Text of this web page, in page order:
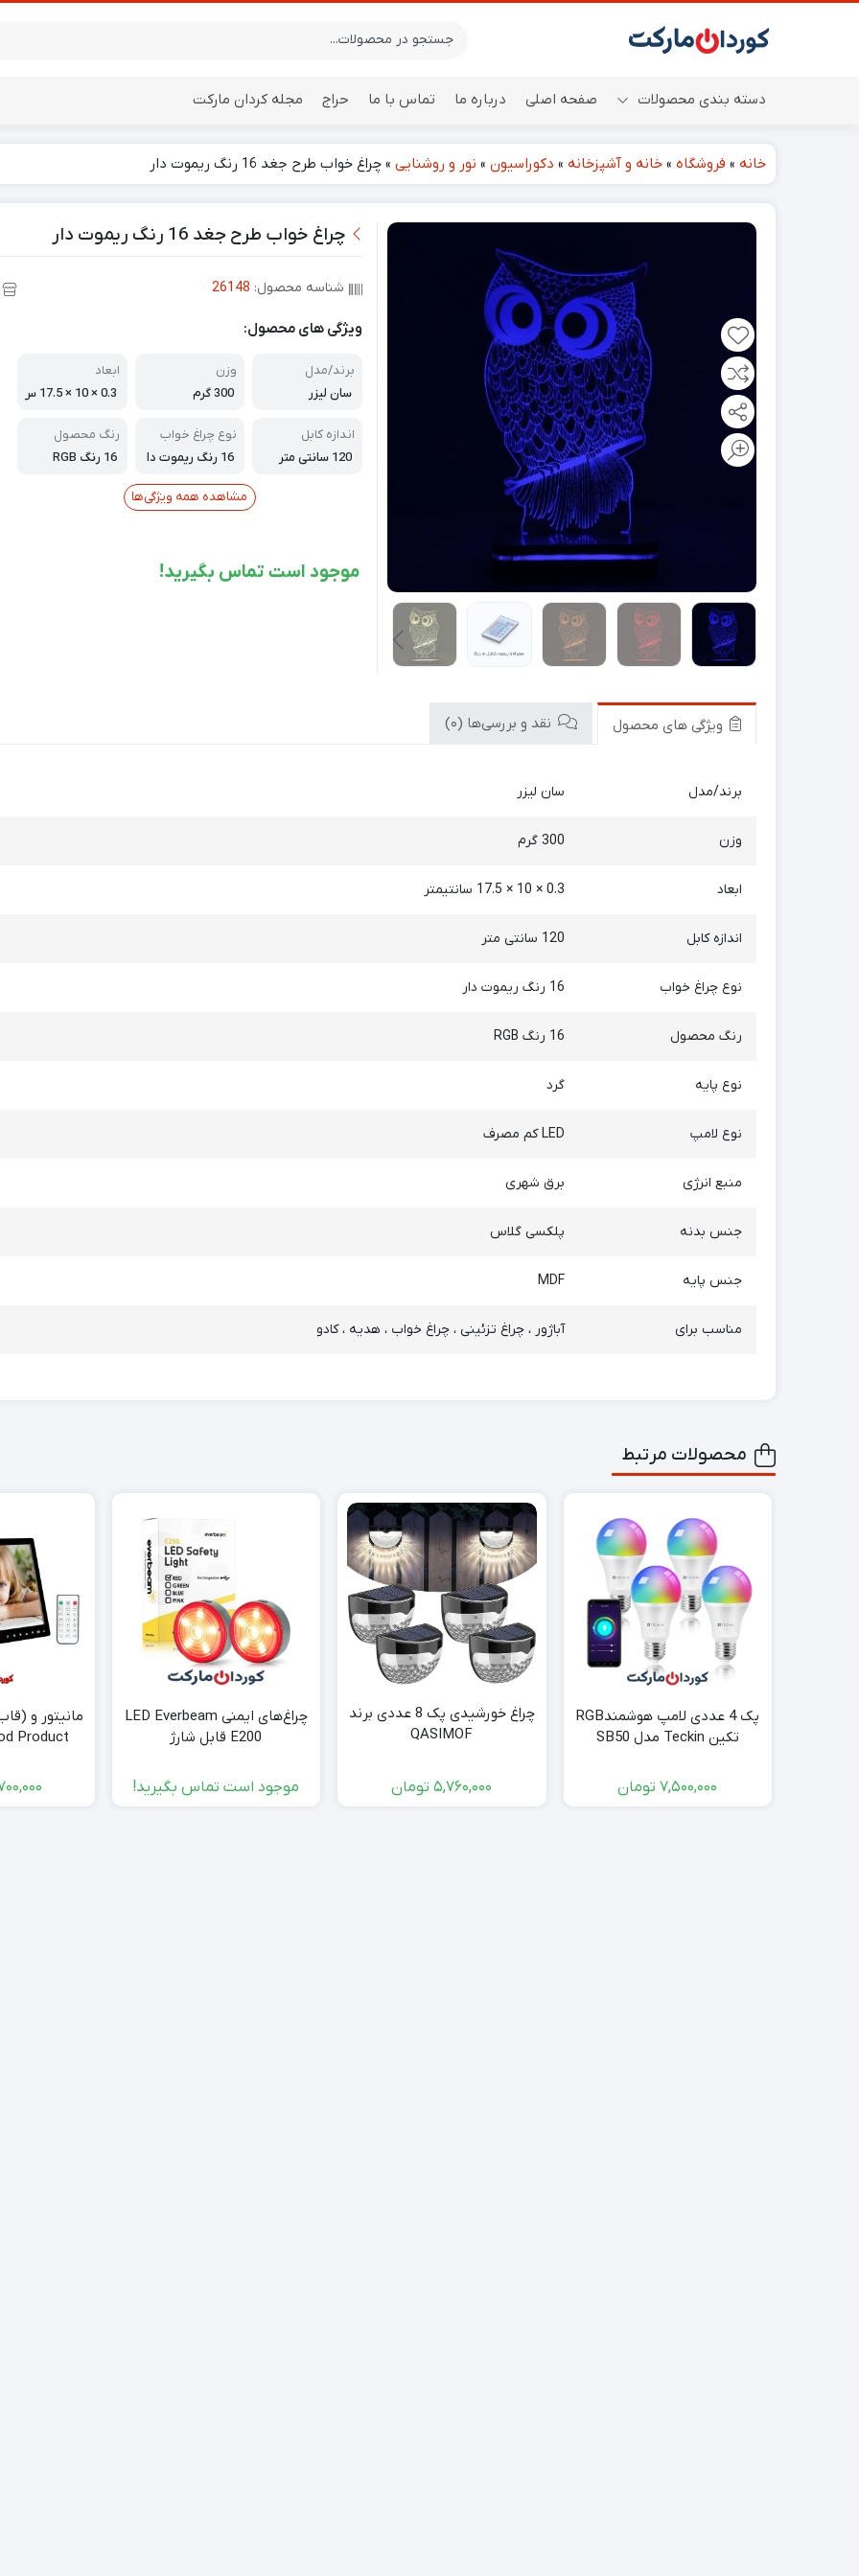
دسته بندی محصولات
اسپیکر ایستگاه هواشناسی
صفحه اصلی درباره ما تماس با ما حراج مجله کردان مارکت
خانه » فروشگاه » خانه و آشپزخانه » دکوراسیون » نور و روشنایی » چراغ خواب طرح جغد 16 رنگ ریموت دار
چراغ خواب طرح جغد 16 رنگ ریموت دار
شناسه محصول: 26148
ویژگی های محصول:
برند/مدل
سان لیزر
وزن
300 گرم
ابعاد
0.3 × 10 × 17.5 س
اندازه کابل
120 سانتی متر
نوع چراغ خواب
16 رنگ ریموت دا
رنگ محصول
16 رنگ RGB
مشاهده همه ویژگی‌ها
موجود است تماس بگیرید!
ویژگی های محصول نقد و بررسی‌ها (0)
برند/مدل سان لیزر
وزن 300 گرم
ابعاد 0.3 × 10 × 17.5 سانتیمتر
اندازه کابل 120 سانتی متر
نوع چراغ خواب 16 رنگ ریموت دار
رنگ محصول 16 رنگ RGB
نوع پایه گرد
نوع لامپ LED کم مصرف
منبع انرژی برق شهری
جنس بدنه پلکسی گلاس
جنس پایه MDF
مناسب برای آباژور ، چراغ تزئینی ، چراغ خواب ، هدیه ، کادو
محصولات مرتبط
پک 4 عددی لامپ هوشمندRGB
تکین Teckin مدل SB50
7,500,000 تومان
چراغ خورشیدی پک 8 عددی برند
QASIMOF
5,760,000 تومان
چراغ‌های ایمنی LED Everbeam
E200 قابل شارژ
موجود است تماس بگیرید!
مانیتور و